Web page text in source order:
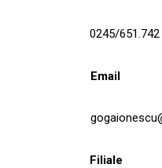
0245/651.742
Email
Filiale